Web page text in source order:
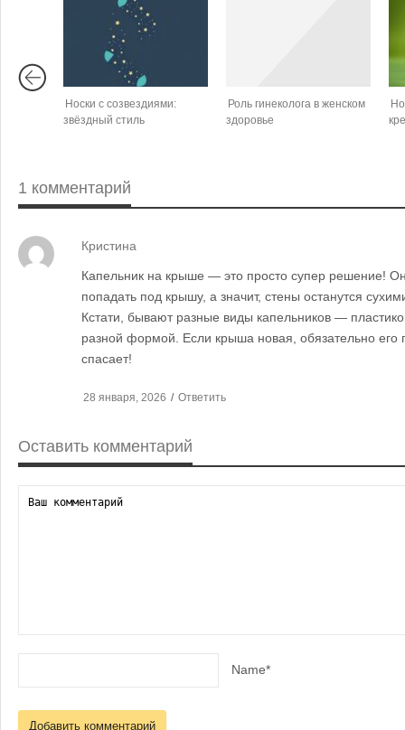
Носки с созвездиями:
звёздный стиль
Роль гинеколога в женском
здоровье
1 комментарий
Кристина
Капельник на крыше — это просто супер решение!
попадать под крышу, а значит, стены останутся
Кстати, бывают разные виды капельников —
разной формой. Если крыша новая, обязательно его
спасает!
28 января, 2026 / Ответить
Оставить комментарий
Name*